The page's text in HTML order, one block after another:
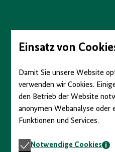
Seiteninhalt
springenEinsatz von
Damit Sie unsere Website
verwenden wir Cookies.
den Betrieb der Website
anonymen Webanalyse
Funktionen und Services.
Notwendige
Notwendige Cookies